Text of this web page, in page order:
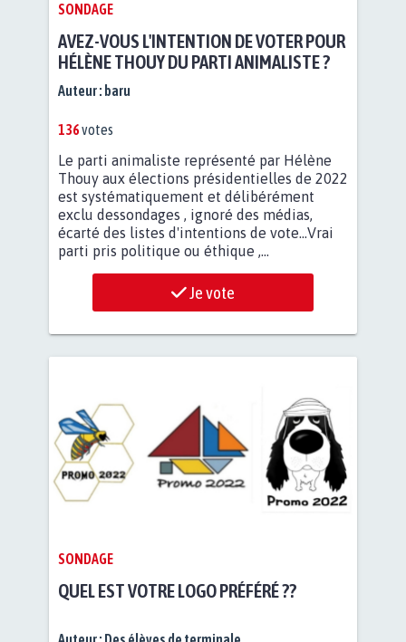
SONDAGE
AVEZ-VOUS L'INTENTION DE VOTER POUR
HÉLÈNE THOUY DU PARTI ANIMALISTE ?
Auteur : baru
136votes
Le parti animaliste représenté par Hélène
Thouy aux élections présidentielles de 2022
est systématiquement et délibérément
exclu dessondages , ignoré des médias,
écarté des listes d'intentions de vote...Vrai
parti pris politique ou éthique ,...
Je vote
SONDAGE
QUEL EST VOTRE LOGO PRÉFÉRÉ ??